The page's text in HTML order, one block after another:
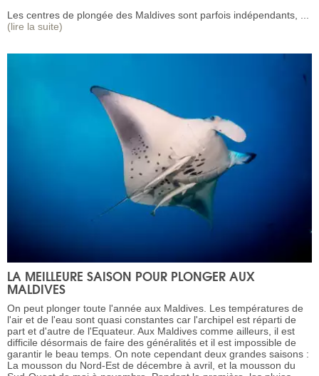
Les centres de plongée des Maldives sont parfois indépendants, ...
(lire la suite)
LA MEILLEURE SAISON POUR PLONGER AUX
MALDIVES
On peut plonger toute l'année aux Maldives. Les températures de
l'air et de l'eau sont quasi constantes car l'archipel est réparti de
part et d'autre de l'Equateur. Aux Maldives comme ailleurs, il est
difficile désormais de faire des généralités et il est impossible de
garantir le beau temps. On note cependant deux grandes saisons :
La mousson du Nord-Est de décembre à avril, et la mousson du